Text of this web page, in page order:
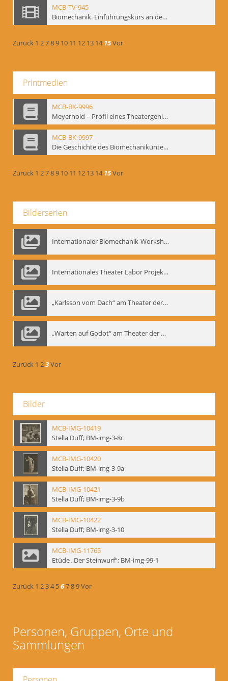
MCB-TV-945
Biomechanik. Einführungskurs an der HfS "Ernst Busch" 1995 (Vorarbeiten zu den Inszenierungen von T. Ostermeier u. Chr. v. Treskow). Teil 2
Zurück 1 2789 10 11 12 13 14 15Vor
Printmedien
MCB-BK-9996
Meyerhold – Profil eines Theatergenies. Vortrag. Arbeitsdemonstration - interne Signatur: BM-prt-203
MCB-BK-9997
Die Geschichte des Biomechanikunterrichts im Theater der Satire - interne Signatur: BM-prt-204
Zurück 1 2789 10 11 12 13 14 15Vor
Bilderserien
Internationaler Biomechanik-Workshop, Moskau 1993
Internationales Theater Labor Projekt: Play Don Juan
„Karlsson vom Dach“ am Theater der Satire, Moskau 1985
„Warten auf Godot“ am Theater der Saire, Moskau 1980er
Zurück 1 23Vor
Bilder
MCB-IMG-10419
Stella Duff; BM-img-3-8c
MCB-IMG-10420
Stella Duff; BM-img-3-9a
MCB-IMG-10421
Stella Duff; BM-img-3-9b
MCB-IMG-10422
Stella Duff; BM-img-3-10
MCB-IMG-11765
Etüde „Der Steinwurf“; BM-img-99-1
Zurück 1 234 56789Vor
Personen, Gruppen, Orte und
Sammlungen